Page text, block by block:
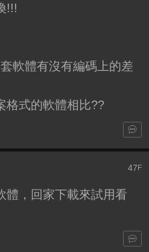
!!!
軟體有沒有編碼上的差
格式的軟體相比??
47 F
體，回家下載來試用看